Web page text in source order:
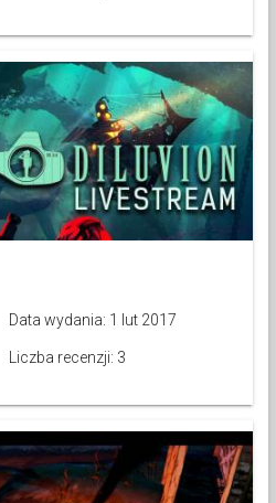
Data wydania: 1 lut 2017
Liczba recenzji: 3